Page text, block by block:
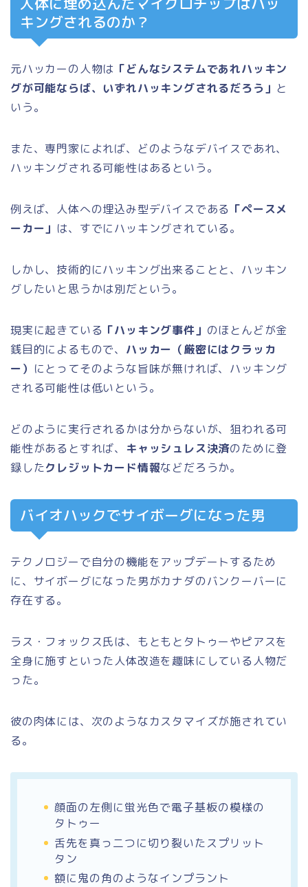
キングされるのか？
元ハッカーの人物は 「どんなシステムであれハッキン
グが可能ならば、いずれハッキングされるだろう」 と
いう。
また、専門家によれば、どのようなデバイスであれ、
ハッキングされる可能性はあるという。
例えば、人体への埋込み型デバイスである 「ペースメ
ーカー」 は、すでにハッキングされている。
しかし、技術的にハッキング出来ることと、ハッキン
グしたいと思うかは別だという。
現実に起きている 「ハッキング事件」 のほとんどが金
銭目的によるもので、 ハッカー（厳密にはクラッカ
ー） にとってそのような旨味が無ければ、ハッキング
される可能性は低いという。
どのように実行されるかは分からないが、狙われる可
能性があるとすれば、 キャッシュレス決済のために登
録したクレジットカード情報などだろうか。
バイオハックでサイボーグになった男
テクノロジーで自分の機能をアップデートするため
に、サイボーグになった男がカナダのバンクーバーに
存在する。
ラス・フォックス氏は、もともとタトゥーやピアスを
全身に施すといった人体改造を趣味にしている人物だ
った。
彼の肉体には、次のようなカスタマイズが施されてい
る。
顔面の左側に蛍光色で電子基板の模様の
タトゥー
舌先を真っ二つに切り裂いたスプリット
タン
額に鬼の角のようなインプラント